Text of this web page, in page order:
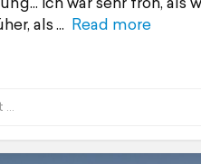
als
Read more